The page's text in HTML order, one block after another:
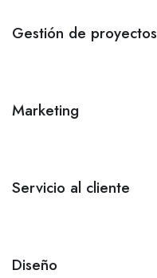
Gestión de proyectos
Marketing
Servicio al cliente
Diseño